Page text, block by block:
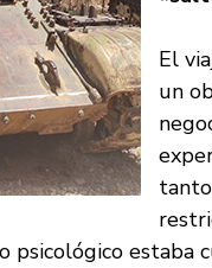
El
un
psicológico estaba